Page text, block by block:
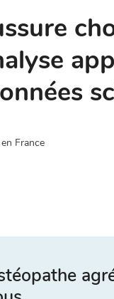
France